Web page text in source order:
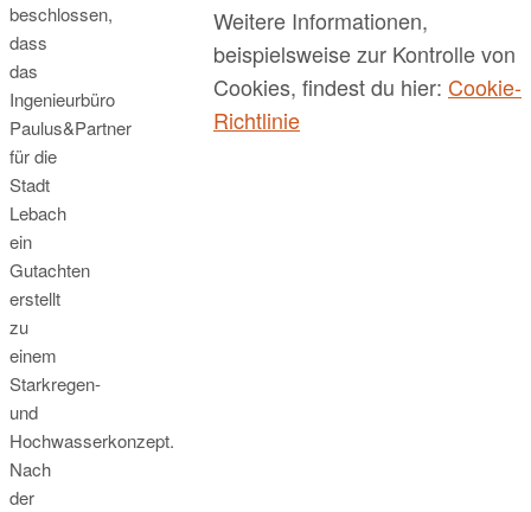
beschlossen,
dass
das
Ingenieurbüro
Paulus&Partner
für die
Stadt
Lebach
ein
Gutachten
erstellt
zu
einem
Starkregen-
und
Hochwasserkonzept.
Nach
der
Weitere Informationen,
beispielsweise zur Kontrolle von
Cookies, findest du hier: Cookie-
Richtlinie